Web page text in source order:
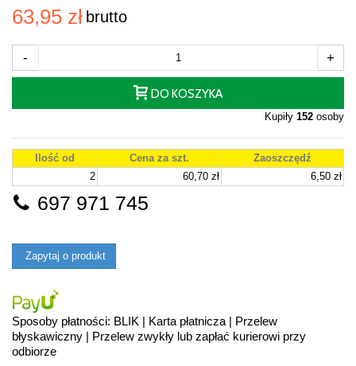
63,95 zł brutto
- +
DO KOSZYKA
Kupiły 152 osoby
Ilość od Cena za szt.
Zaoszczędź
2
60,70 zł 6,50 zł
697 971 745
Zapytaj o produkt
Sposoby płatności: BLIK | Karta płatnicza | Przelew
błyskawiczny | Przelew zwykły lub zapłać kurierowi przy
odbiorze